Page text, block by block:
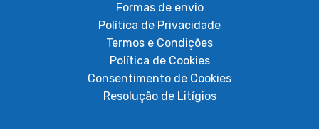
Formas de envio
Política de Privacidade
Termos e Condições
Política de Cookies
Consentimento de Cookies
Resolução de Litígios